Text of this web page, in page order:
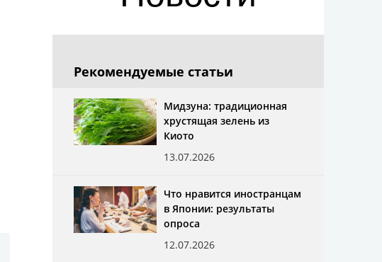
العربية
Рекомендуемые статьи
Мидзуна: традиционная
хрустящая зелень из
Киото
13.07.2026
Что нравится иностранцам
в Японии: результаты
опроса
12.07.2026